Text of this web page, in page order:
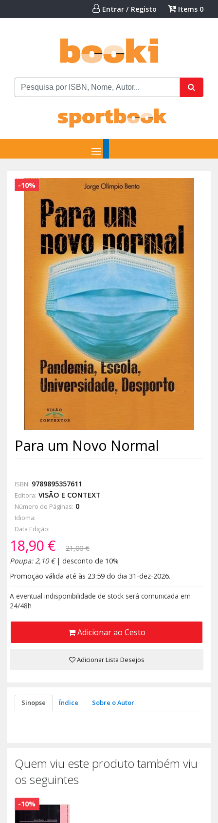
Entrar / Registo Items 0
-10%
Para um Novo Normal
ISBN: 9789895357611
Editora: VISÃO E CONTEXT
Número de Páginas: 0
Idioma:
Data Edição:
18,90 €
21,00 €
Poupa: 2,10 €| desconto de 10%
Promoção válida até às 23:59 do dia 31-dez-2026.
A eventual indisponibilidade de stock será comunicada em
24/48h
Adicionar ao Cesto
Adicionar Lista Desejos
Sinopse Índice Sobre o Autor
Quem viu este produto também viu
os seguintes
-10%